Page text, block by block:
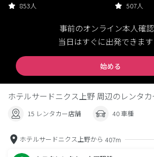
853人 507人
事前のオンライン本人確
当日はすぐに出発できま
始める
ホテルサードニクス上野 周辺のレンタ
15 レンタカー店舗 40 車種
ホテルサードニクス上野から 407m